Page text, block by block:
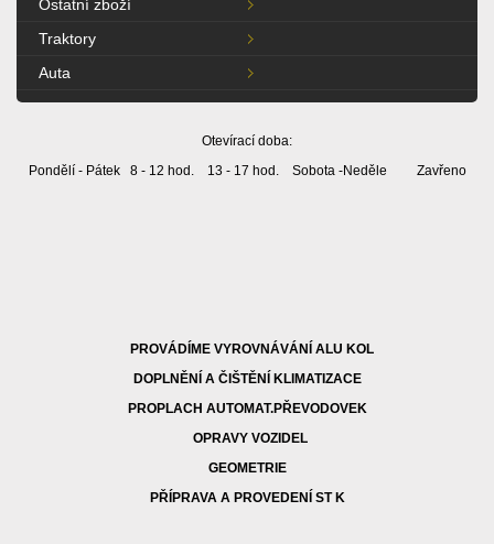
Ostatní zboží
Traktory
Auta
Otevírací doba:
Pondělí - Pátek 8 - 12 hod. 13 - 17 hod. Sobota -Neděle Zavřeno
PROVÁDÍME VYROVNÁVÁNÍ ALU KOL
DOPLNĚNÍ A ČIŠTĚNÍ KLIMATIZACE
PROPLACH AUTOMAT.PŘEVODOVEK
OPRAVY VOZIDEL
GEOMETRIE
PŘÍPRAVA A PROVEDENÍ ST K